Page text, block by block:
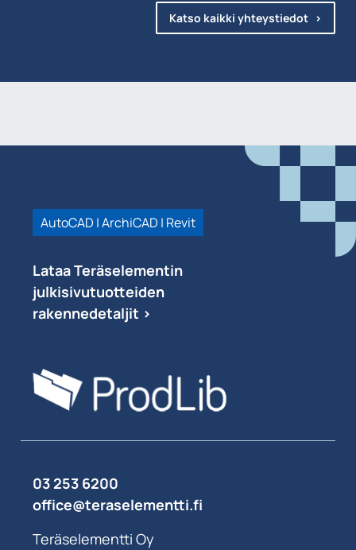
Katso kaikki yhteystiedot
AutoCAD | ArchiCAD | Revit
Lataa Teräselementin
julkisivutuotteiden
rakennedetaljit >
03 253 6200
office@teraselementti.ﬁ
Teräselementti Oy